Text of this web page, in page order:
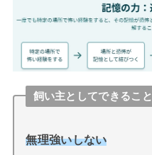
飼い主としてできること
無理強いしない